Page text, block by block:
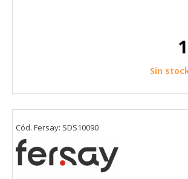
Sin
Cód. Fersay: SDS10090